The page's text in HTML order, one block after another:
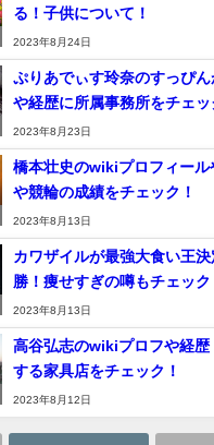
る！子供について！
2023年8月24日
ぷりあでぃす玲奈のすっぴ
や経歴に所属事務所をチェッ
2023年8月23日
橋本壮史のwikiプロフィール
や競輪の成績をチェック！
2023年8月13日
カワザイルが最強大食い王
勝！痩せすぎの噂もチェック
2023年8月13日
高谷弘志のwikiプロフや経歴
する家具店をチェック！
2023年8月12日